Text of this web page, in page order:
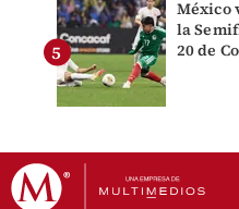
México
la
20 de